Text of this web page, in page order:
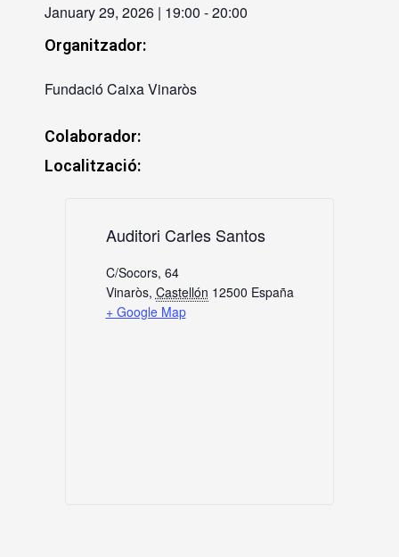
January 29, 2026 | 19:00 -20:00
Organitzador:
Fundació Caixa Vinaròs
Colaborador:
Localització:
Auditori Carles Santos
C/Socors, 64
Vinaròs, Castellón 12500 España
+ Google Map